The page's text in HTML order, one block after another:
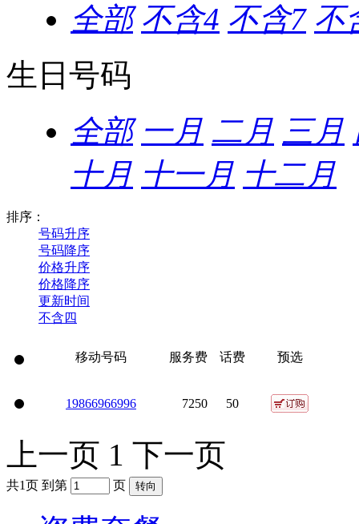
全部 不含4 不含7 不
生日号码
全部 一月 二月 三月
十月 十一月 十二月
排序：
号码升序
号码降序
价格升序
价格降序
更新时间
不含四
移动号码 服务费 话费 预选
19866966996 7250 50
上一页 1 下一页
共1页 到第 页